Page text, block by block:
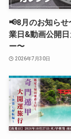
📢8月のお知らせ
業日&動画公開
ー〜
2026年7月30日